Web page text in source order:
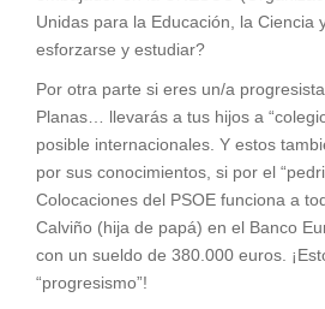
Unidas para la Educación, la Ciencia
esforzarse y estudiar?
Por otra parte si eres un/a
Planas… llevarás a tus hijos a
posible internacionales. Y estos
por sus conocimientos, si por el
Colocaciones del PSOE funciona a
Calviño (hija de papá) en el Banco
con un sueldo de 380.000 euros.
“progresismo”!